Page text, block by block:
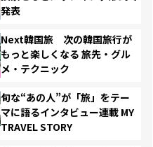
発表
Next韓国旅 次の韓国旅行が
もっと楽しくなる 旅先・グル
メ・テクニック
旬な“あの人”が「旅」をテー
マに語るインタビュー連載 MY
TRAVEL STORY